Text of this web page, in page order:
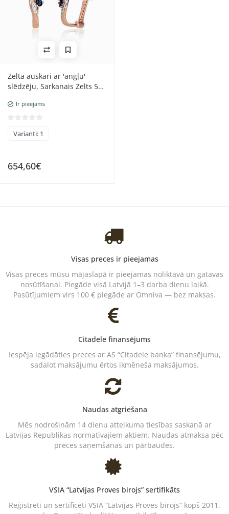
Zelta auskari ar 'angļu'
slēdzēju, Sarkanais Zelts 585
Briljanti , Safīrs
Ir pieejams
Varianti: 1
654,60€
Visas preces ir pieejamas
Visas preces mūsu mājaslapā ir pieejamas noliktavā un gatavas
nosūtīšanai. Piegāde visā Latvijā 1–3 darba dienu laikā.
Pasūtījumiem virs 100 € piegāde ar Omniva — bez maksas.
Citadele finansējums
Iespēja iegādāties preces ar AS “Citadele banka” finansējumu,
sadalot maksājumu ērtos ikmēneša maksājumos.
Naudas atgriešana
Mēs nodrošinām 14 dienu atteikuma tiesības saskaņā ar
Latvijas Republikas normatīvajiem aktiem. Naudas atmaksa pēc
preces saņemšanas un pārbaudes.
VSIA “Latvijas Proves birojs” sertifikāts
Reģistrēti un sertificēti VSIA “Latvijas Proves birojs” kopš 2011.